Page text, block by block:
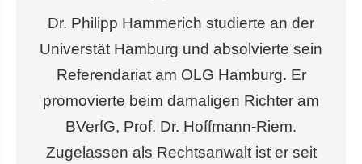
Dr. Philipp Hammerich studierte an der
Universtät Hamburg und absolvierte sein
Referendariat am OLG Hamburg. Er
promovierte beim damaligen Richter am
BVerfG, Prof. Dr. Hoffmann-Riem.
Zugelassen als Rechtsanwalt ist er seit